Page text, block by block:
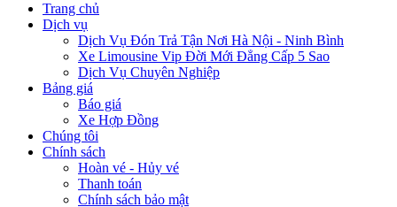
Trang chủ
Dịch vụ
Dịch Vụ Đón Trả Tận Nơi Hà Nội - Ninh Bình
Xe Limousine Vip Đời Mới Đẳng Cấp 5 Sao
Dịch Vụ Chuyên Nghiệp
Bảng giá
Báo giá
Xe Hợp Đồng
Chúng tôi
Chính sách
Hoàn vé - Hủy vé
Thanh toán
Chính sách bảo mật